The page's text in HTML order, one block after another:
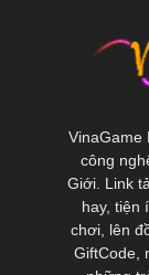
VinaGame
công
Giới. Link
hay, tiện
chơi, lên
GiftCode,